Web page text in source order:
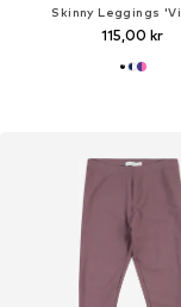
Skinny Leggings
115,00 kr